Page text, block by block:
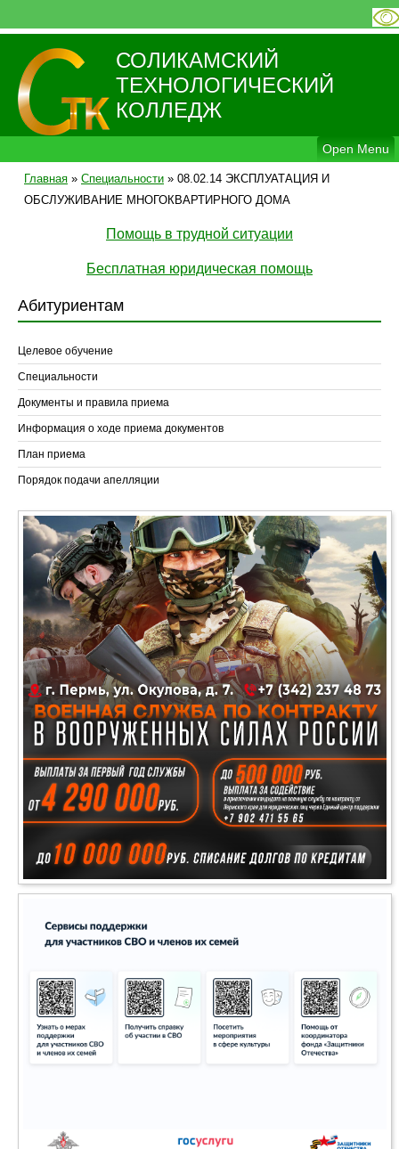
СОЛИКАМСКИЙ
ТЕХНОЛОГИЧЕСКИЙ
КОЛЛЕДЖ
Open Menu
Главная » Специальности » 08.02.14 ЭКСПЛУАТАЦИЯ И
ОБСЛУЖИВАНИЕ МНОГОКВАРТИРНОГО ДОМА
Помощь в трудной ситуации
Бесплатная юридическая помощь
Абитуриентам
Целевое обучение
Специальности
Документы и правила приема
Информация о ходе приема документов
План приема
Порядок подачи апелляции